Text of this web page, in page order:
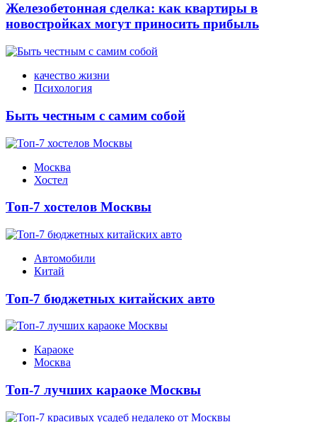
Железобетонная сделка: как квартиры в
новостройках могут приносить прибыль
качество жизни
Психология
Быть честным с самим собой
Москва
Хостел
Топ-7 хостелов Москвы
Автомобили
Китай
Топ-7 бюджетных китайских авто
Караоке
Москва
Топ-7 лучших караоке Москвы